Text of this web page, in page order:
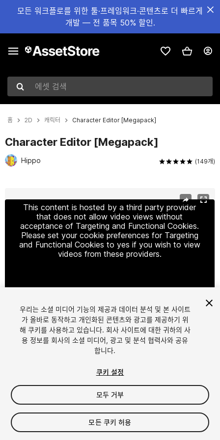
모든 워크플로를 위한 툴·프레임워크·콘텐츠로 더 빠르게
개발 — 전 품목 50% 할인.
에셋 검색
홈 2D 캐릭터 Character Editor [Megapack]
Character Editor [Megapack]
Hippo (149개)
This content is hosted by a third party provider
that does not allow video views without
acceptance of Targeting and Functional Cookies.
Please set your cookie preferences for Targeting
and Functional Cookies to yes if you wish to view
videos from these providers.
1/25
$49.90
세금/부가세는 결제 시 반영됩니다.
우리는 소셜 미디어 기능의 제공과 데이터 분석 및 본 사이트
가 올바로 동작하고 개인화된 콘텐츠와 광고를 제공하기 위
해 쿠키를 사용하고 있습니다. 회사 사이트에 대한 귀하의 사
용 정보를 회사의 소셜 미디어, 광고 및 분석 협력사와 공유
합니다.
쿠키 설정
모두 거부
모든 쿠키 허용